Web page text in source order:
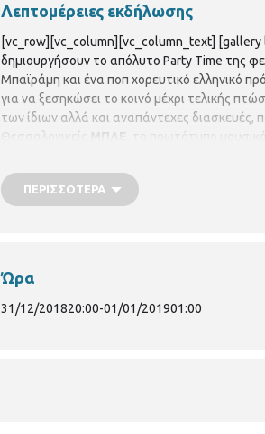
Λεπτομέρειες εκδήλωσης
[vc_row][vc_column][vc_column_text]
δημιουργήσουν το απόλυτο Party Time της
Μπαϊράμη και ένα ποπ χορευτικό ελληνικό
για να ξεσηκώσει το κοινό μέχρι τελικής
των ίδιων αλλά και αναπάντεχες
Θεσσαλονικείς
ΜΠΛΕ
, το πρωτότυπο
μακροβιότερα και πιο αγαπημένα
ΓάλλοςGeorges Perin
, ένας soul - funk
ΠΕΡΙΣΣΌΤΕΡΑ
Ώρα
31/12/201820:00-01/01/201901:00